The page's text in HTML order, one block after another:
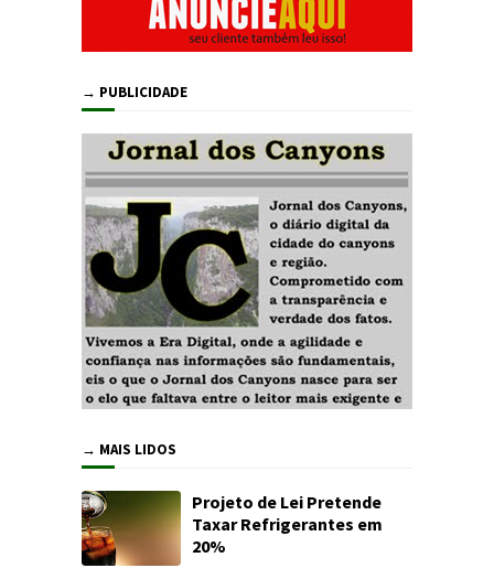
→ PUBLICIDADE
→ MAIS LIDOS
Projeto de Lei Pretende
Taxar Refrigerantes em
20%